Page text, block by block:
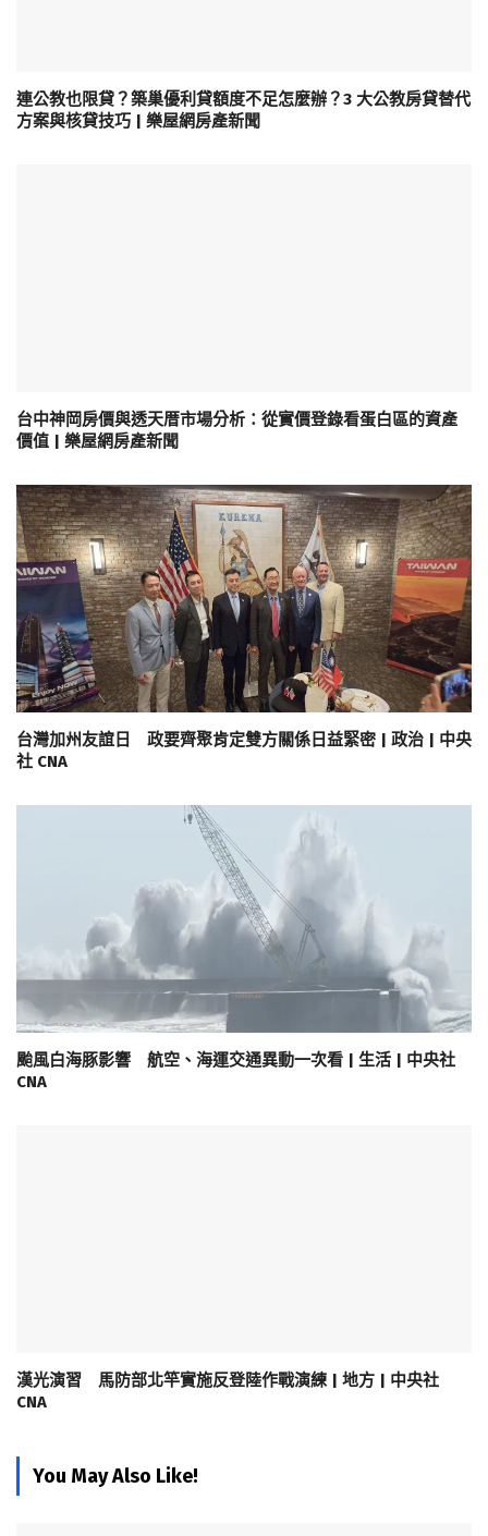
連公教也限貸？築巢優利貸額度不足怎麼辦？3 大公教房貸替代
方案與核貸技巧 | 樂屋網房產新聞
台中神岡房價與透天厝市場分析：從實價登錄看蛋白區的資產
價值 | 樂屋網房產新聞
台灣加州友誼日 政要齊聚肯定雙方關係日益緊密 | 政治 | 中央
社 CNA
颱風白海豚影響 航空、海運交通異動一次看 | 生活 | 中央社
CNA
漢光演習 馬防部北竿實施反登陸作戰演練 | 地方 | 中央社
CNA
You May Also Like!